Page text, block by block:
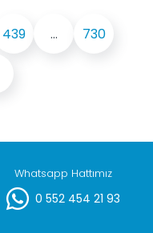
439 ... 730
Whatsapp Hattımız
0 552 454 21 93